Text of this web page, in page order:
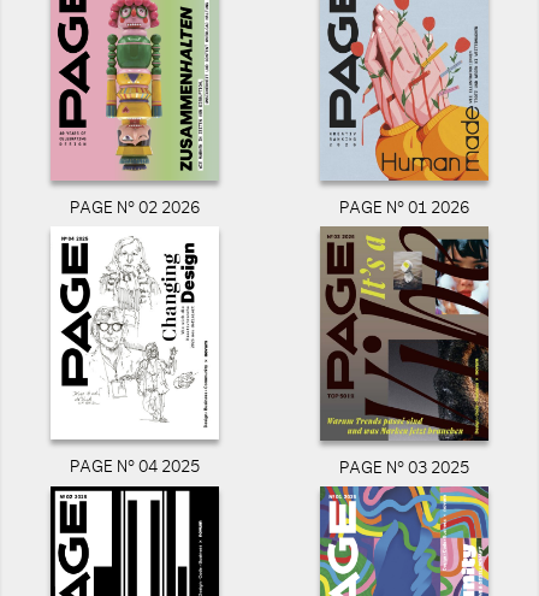
PAGE N° 02 2026 PAGE N° 01 2026
PAGE N° 04 2025 PAGE N° 03 2025